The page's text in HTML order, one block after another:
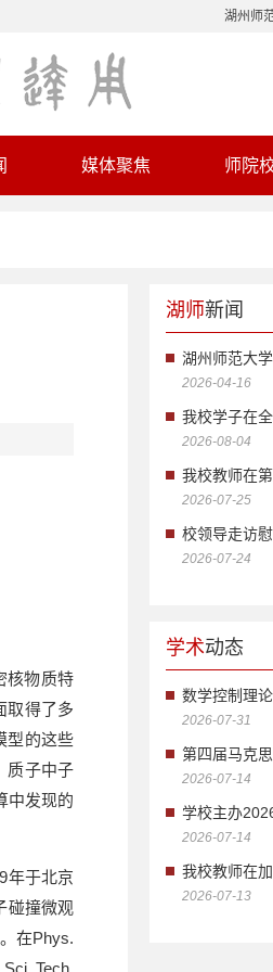
湖州师
媒体聚焦 师院
核物质特
取得了多
型的这些
质子中子
中发现的
年于北京
碰撞微观
在Phys.
Tech.
湖师新闻
湖州师范大
2026-04-16
2026-08-04
2026-07-25
校领导走访慰
2026-07-24
学术动态
2026-07-31
2026-07-14
2026-07-14
2026-07-13